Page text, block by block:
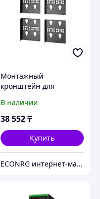
Монтажный
кронштейн для
ER7PDUBRKT
В наличии
38 552₸
Купить
ECONRG интернет-магазин